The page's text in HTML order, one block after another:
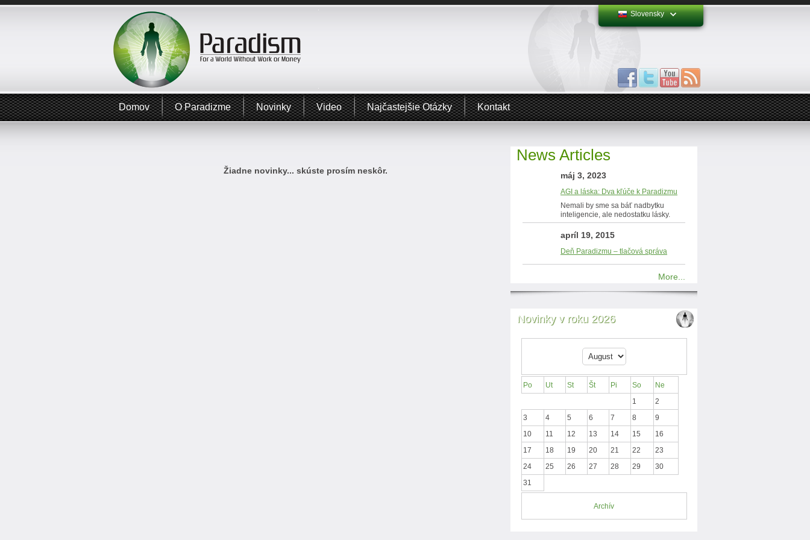
Slovensky
Domov O Paradizme Novinky Video Najčastejšie Otázky Kontakt
Žiadne novinky... skúste prosím neskôr.
News Articles
máj 3, 2023
AGI a láska: Dva kľúče k Paradizmu
Nemali by sme sa báť nadbytku
inteligencie, ale nedostatku lásky.
apríl 19, 2015
Deň Paradizmu – tlačová správa
More...
Novinky v roku 2026
Po Ut St Št Pi So
Ne
1
2
3
4 5 6 7 8
9
10
11 12 13 14 15
16
17
18 19 20 21 22
23
24
25 26 27 28 29
30
31
Archív